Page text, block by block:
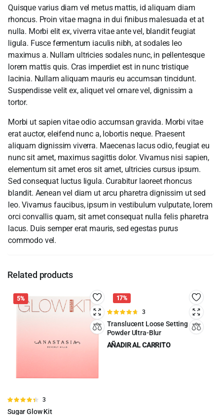
Quisque varius diam vel metus mattis, id aliquam diam
rhoncus. Proin vitae magna in dui finibus malesuada et at
nulla. Morbi elit ex, viverra vitae ante vel, blandit feugiat
ligula. Fusce fermentum iaculis nibh, at sodales leo
maximus a. Nullam ultricies sodales nunc, in pellentesque
lorem mattis quis. Cras imperdiet est in nunc tristique
lacinia. Nullam aliquam mauris eu accumsan tincidunt.
Suspendisse velit ex, aliquet vel ornare vel, dignissim a
tortor.
Morbi ut sapien vitae odio accumsan gravida. Morbi vitae
erat auctor, eleifend nunc a, lobortis neque. Praesent
aliquam dignissim viverra. Maecenas lacus odio, feugiat eu
nunc sit amet, maximus sagittis dolor. Vivamus nisi sapien,
elementum sit amet eros sit amet, ultricies cursus ipsum.
Sed consequat luctus ligula. Curabitur laoreet rhoncus
blandit. Aenean vel diam ut arcu pharetra dignissim ut sed
leo. Vivamus faucibus, ipsum in vestibulum vulputate, lorem
orci convallis quam, sit amet consequat nulla felis pharetra
lacus. Duis semper erat mauris, sed egestas purus
commodo vel.
Related products
5%
Valorado
en
de
3
Sugar Glow Kit
17%
Valorado
en4.67de
5
3
Translucent Loose Setting
Powder Ultra-Blur
AÑADIR AL CARRITO